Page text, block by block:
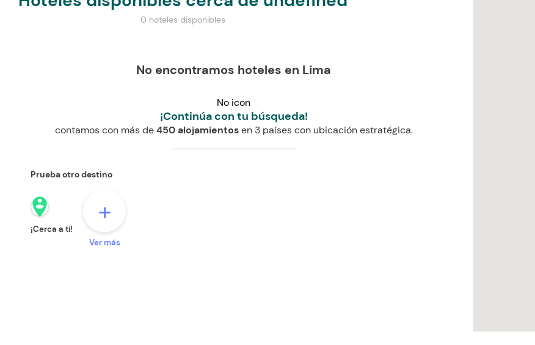
0 hoteles disponibles
No encontramos hoteles en Lima
No icon
¡Continúa con tu búsqueda!
contamos con más de450 alojamientosen 3 países con ubicación estratégica.
Prueba otro destino
person_pin_circle
¡Cerca a ti!
+
Ver más